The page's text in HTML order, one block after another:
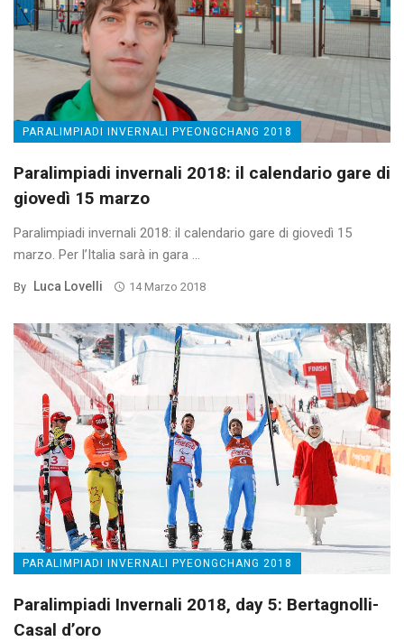
PARALIMPIADI INVERNALI PYEONGCHANG 2018
Paralimpiadi invernali 2018: il calendario gare di
giovedì 15 marzo
Paralimpiadi invernali 2018: il calendario gare di giovedì 15
marzo. Per l’Italia sarà in gara ...
By Luca Lovelli 14 Marzo 2018
PARALIMPIADI INVERNALI PYEONGCHANG 2018
Paralimpiadi Invernali 2018, day 5: Bertagnolli-
Casal d’oro